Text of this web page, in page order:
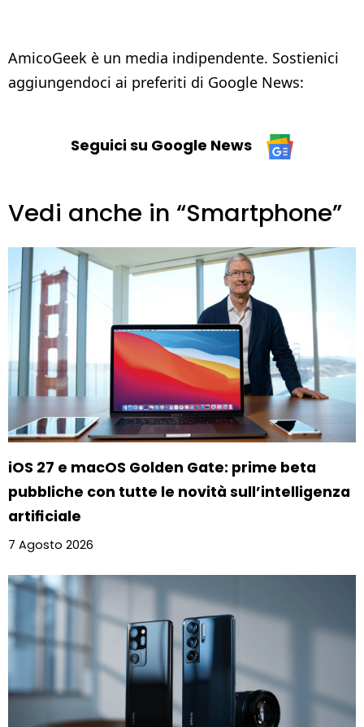
AmicoGeek è un media indipendente. Sostienici
aggiungendoci ai preferiti di Google News:
Seguici su Google News
Vedi anche in “Smartphone”
iOS 27 e macOS Golden Gate: prime beta
pubbliche con tutte le novità sull’intelligenza
artificiale
7 Agosto 2026